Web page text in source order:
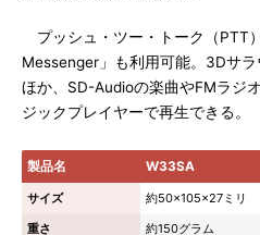
プッシュ・ツー・トーク（PTT
Messenger」も利用可能。3Dサ
ほか、SD-Audioの楽曲やFMラジ
ジックプレイヤーで再生できる。
製品名 W33SA
サイズ
約50×105×27ミリ
重さ
約150グラム